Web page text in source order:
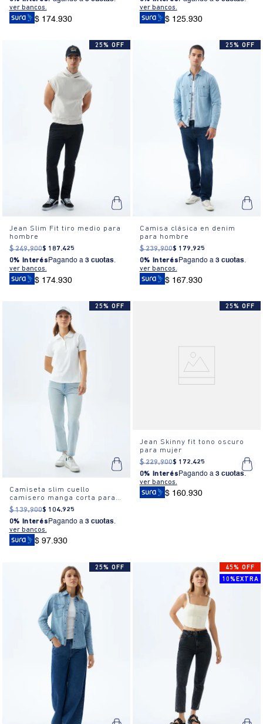
ver bancos.
$ 174.930
ver bancos.
$ 125.930
25% OFF
Jean Slim Fit tiro medio para
hombre
$ 249.900$ 187.425
0% Interés Pagando a 3 cuotas.
ver bancos.
$ 174.930
25% OFF
Camisa clásica en denim
para hombre
$ 239.900$ 179.925
0% Interés Pagando a 3 cuotas.
ver bancos.
$ 167.930
25% OFF
Camiseta slim cuello
camisero manga corta para
mujer
$ 139.900$ 104.925
0% Interés Pagando a 3 cuotas.
ver bancos.
$ 97.930
25% OFF
Jean Skinny fit tono oscuro
para mujer
$ 229.900$ 172.425
0% Interés Pagando a 3 cuotas.
ver bancos.
$ 160.930
25% OFF
45% OFF
10%EXTRA